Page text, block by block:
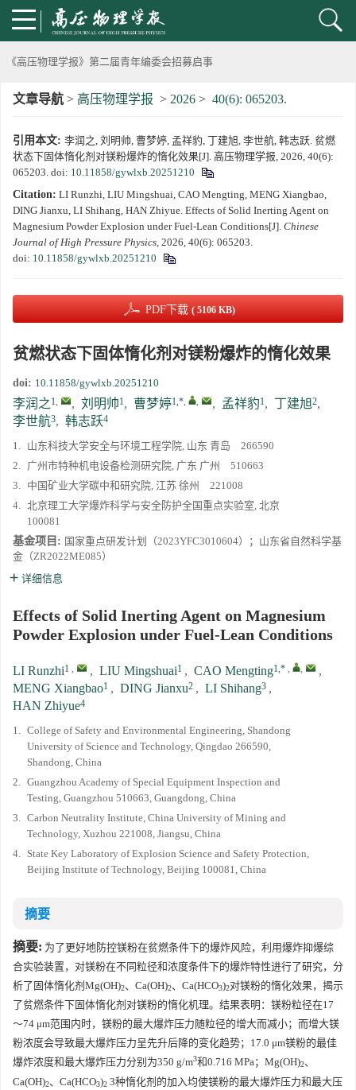
动载下材料物性机器学习与高通量研究专刊征稿启事
《高压物理学报》第二届青年编委会招募启事
《高压物理学报》2023年度优秀审稿人和优秀论文评选结果
第十四届全国爆炸力学学术会议 第二轮通知
通知
《高压物理学报》第三届青年编委会招募启事
文章导航 > 高压物理学报 > 2026 > 40(6): 065203.
引用本文: 李润之, 刘明帅, 曹梦婷, 孟祥豹, 丁建旭, 李世航, 韩志跃. 贫燃
状态下固体惰化剂对镁粉爆炸的惰化效果[J]. 高压物理学报, 2026, 40(6):
065203. doi: 10.11858/gywlxb.20251210
Citation: LI Runzhi, LIU Mingshuai, CAO Mengting, MENG Xiangbao,
DING Jianxu, LI Shihang, HAN Zhiyue. Effects of Solid Inerting Agent on
Magnesium Powder Explosion under Fuel-Lean Conditions[J]. Chinese
Journal of High Pressure Physics, 2026, 40(6): 065203.
doi: 10.11858/gywlxb.20251210
PDF下载 ( 5106 KB)
贫燃状态下固体惰化剂对镁粉爆炸的惰化效果
doi: 10.11858/gywlxb.20251210
李润之 1, , 刘明帅1, 曹梦婷1,*, , , 孟祥豹1, 丁建旭2,
李世航3, 韩志跃4
1. 山东科技大学安全与环境工程学院, 山东 青岛 266590
2. 广州市特种机电设备检测研究院, 广东 广州 510663
3. 中国矿业大学碳中和研究院, 江苏 徐州 221008
4. 北京理工大学爆炸科学与安全防护全国重点实验室, 北京
100081
基金项目: 国家重点研发计划（2023YFC3010604）；山东省自然科学基
金（ZR2022ME085）
详细信息
Effects of Solid Inerting Agent on Magnesium
Powder Explosion under Fuel-Lean Conditions
LI Runzhi1 , , LIU Mingshuai1 , CAO Mengting1,* , ,
,
MENG Xiangbao1 , DING Jianxu2 , LI Shihang3 ,
HAN Zhiyue4
1. College of Safety and Environmental Engineering, Shandong
University of Science and Technology, Qingdao 266590,
Shandong, China
2. Guangzhou Academy of Special Equipment Inspection and
Testing, Guangzhou 510663, Guangdong, China
3. Carbon Neutrality Institute, China University of Mining and
Technology, Xuzhou 221008, Jiangsu, China
4. State Key Laboratory of Explosion Science and Safety Protection,
Beijing Institute of Technology, Beijing 100081, China
摘要
摘要: 为了更好地防控镁粉在贫燃条件下的爆炸风险，利用爆炸抑爆综
合实验装置，对镁粉在不同粒径和浓度条件下的爆炸特性进行了研究，分
析了固体惰化剂Mg(OH)2、Ca(OH)2、Ca(HCO3)2对镁粉的惰化效果，揭示
了贫燃条件下固体惰化剂对镁粉的惰化机理。结果表明：镁粉粒径在17
～74 μm范围内时，镁粉的最大爆炸压力随粒径的增大而减小；而增大镁
粉浓度会导致最大爆炸压力呈先升后降的变化趋势；17.0 μm镁粉的最佳
爆炸浓度和最大爆炸压力分别为350 g/m3和0.716 MPa；Mg(OH)2、
Ca(OH)2、Ca(HCO3)2 3种惰化剂的加入均使镁粉的最大爆炸压力和最大压